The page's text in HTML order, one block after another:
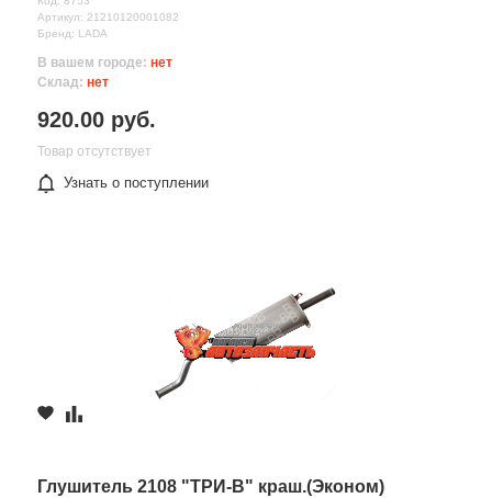
Артикул: 21210120001082
Бренд: LADA
В вашем городе: нет
Склад: нет
920.00 руб.
Товар отсутствует
Узнать о поступлении
Глушитель 2108 "ТРИ-В" краш.(Эконом)